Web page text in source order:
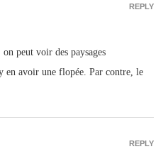
peut voir des paysages
en avoir une flopée. Par contre, le
REPLY
REPLY